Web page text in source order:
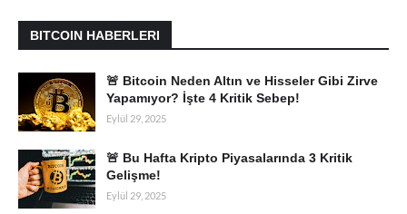
BITCOIN HABERLERI
🚨 Bitcoin Neden Altın ve Hisseler Gibi Zirve
Yapamıyor? İşte 4 Kritik Sebep!
Eylül 29, 2025
🚨 Bu Hafta Kripto Piyasalarında 3 Kritik
Gelişme!
Eylül 29, 2025